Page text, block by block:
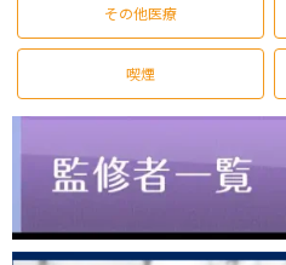
その他医療
喫煙